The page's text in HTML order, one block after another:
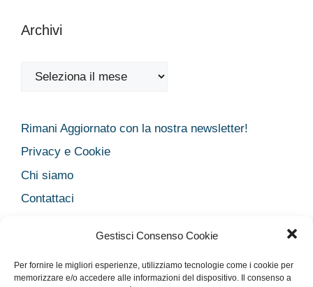
Gestisci Consenso Cookie
Per fornire le migliori esperienze, utilizziamo tecnologie come i cookie per
memorizzare e/o accedere alle informazioni del dispositivo. Il consenso a
Archivi
Archivi
Rimani Aggiornato con la nostra newsletter!
Privacy e Cookie
Chi siamo
Contattaci
Cookie Policy